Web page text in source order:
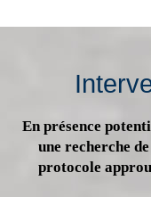
En présence
une recherche
protocole